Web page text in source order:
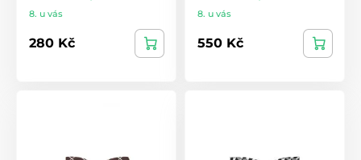
8. u vás
280 Kč
8. u vás
550 Kč